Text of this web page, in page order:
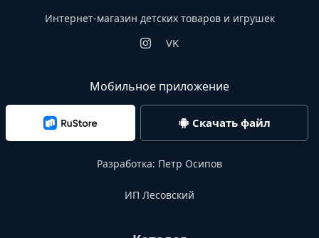
Интернет-магазин детских товаров и игрушек
VK
Мобильное приложение
Скачать файл
Разработка: Петр Осипов
ИП Лесовский